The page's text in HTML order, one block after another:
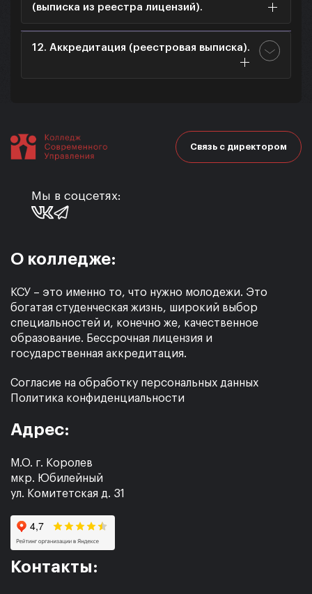
(выписка из реестра лицензий).
12. Аккредитация (реестровая выписка).
Связь с директором
Мы в соцсетях:
О колледже:
КСУ – это именно то, что нужно молодежи. Это
богатая студенческая жизнь, широкий выбор
специальностей и, конечно же, качественное
образование. Бессрочная лицензия и
государственная аккредитация.
Согласие на обработку персональных данных
Политика конфиденциальности
Адрес:
М.О. г. Королев
мкр. Юбилейный
ул. Комитетская д. 31
Контакты: